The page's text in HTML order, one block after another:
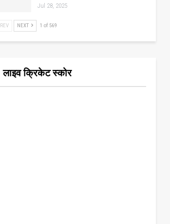
Jul 28, 2025
NEXT 1 of 569
लाइव क्रिकेट स्कोर